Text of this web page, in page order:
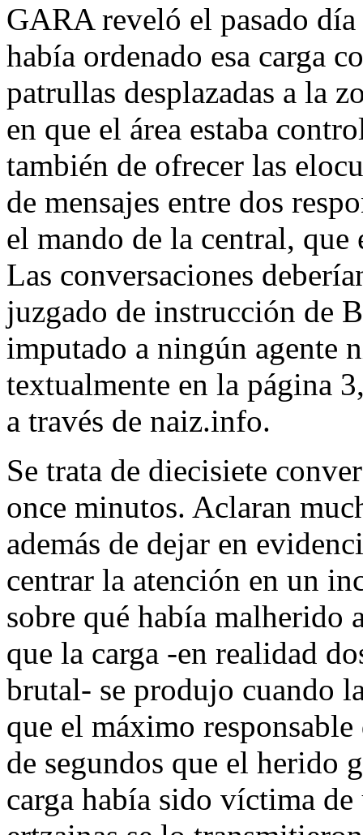
GARA reveló el pasado
había ordenado esa carga
patrullas desplazadas a la
en que el área estaba
también de ofrecer las
de mensajes entre dos
el mando de la central,
Las conversaciones
juzgado de instrucción de
imputado a ningún agente
textualmente en la página
a través de naiz.info.
Se trata de diecisiete
once minutos. Aclaran
además de dejar en
centrar la atención en un
sobre qué había malherido
que la carga -en realidad
brutal- se produjo cuando
que el máximo
de segundos que el herido
carga había sido víctima